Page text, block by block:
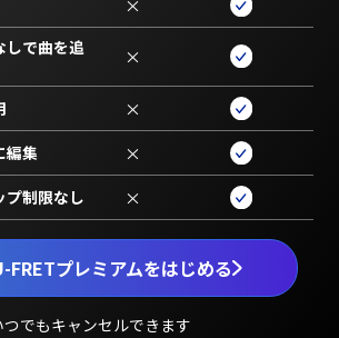
FRETプレミアムをはじめる
つでもキャンセルできます
×
しで曲を追
×
×
編集 ×
プ制限なし ×